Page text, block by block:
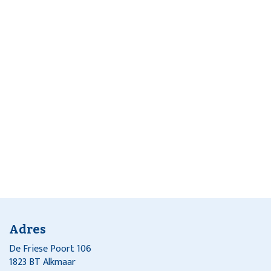
Adres
De Friese Poort 106
1823 BT Alkmaar